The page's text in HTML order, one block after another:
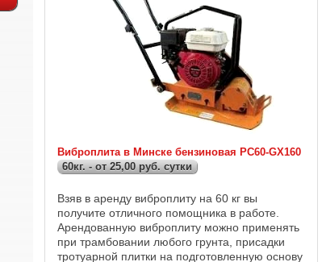
Виброплита в Минске бензиновая PC60-GX160
60кг. - от 25,00 руб. сутки
Взяв в аренду виброплиту на 60 кг вы
получите отличного помощника в работе.
Арендованную виброплиту можно применять
при трамбовании любого грунта, присадки
тротуарной плитки на подготовленную основу